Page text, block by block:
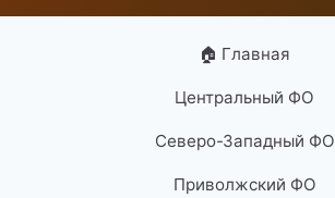
🏠 Главная
Центральный ФО
Северо-Западный ФО
Приволжский ФО